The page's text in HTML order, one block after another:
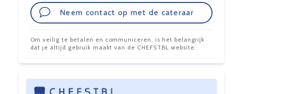
Neem contact op met de cateraar
Om veilig te betalen en communiceren, is het belangrijk
dat je altijd gebruik maakt van de CHEFSTBL website.